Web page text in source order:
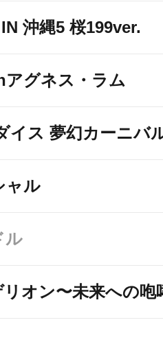
8月3日（月）
日AM９時オープン
は当日PM3時00分
都合による変更の
沖縄5 桜199ver.
アグネス・ラム
イス 夢幻カーニバ
ャル
ル
オン〜未来への咆